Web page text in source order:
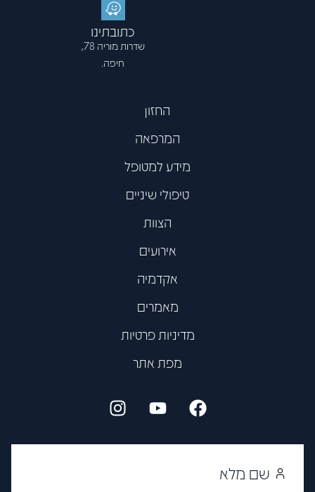
כתובתינו
שדרות מוריה 78,
חיפה.
החזון
המרפאה
מידע למטופל
טיפולי שיניים
הצוות
אירועים
אקדמיה
מאמרים
מדיניות פרטיות
מפת אתר